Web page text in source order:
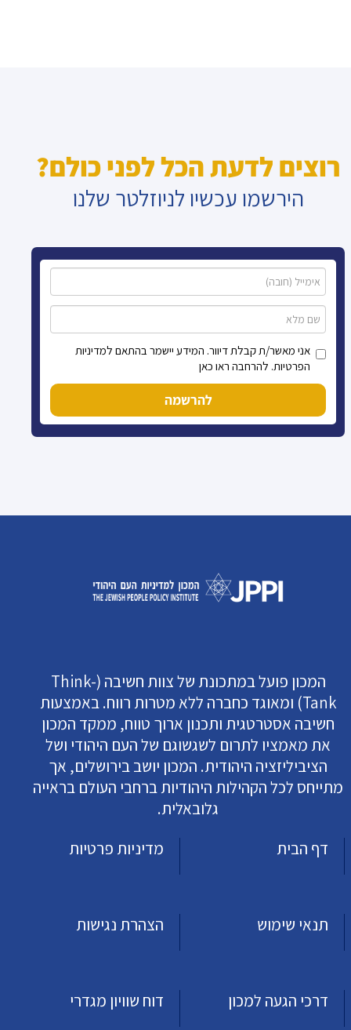
רוצים לדעת הכל לפני כולם?
הירשמו עכשיו לניוזלטר שלנו
אני מאשר/ת קבלת דיוור. המידע יישמר בהתאם למדיניות
הפרטיות. להרחבה ראו כאן
להרשמה
המכון פועל במתכונת של צוות חשיבה (Think-
Tank) ומאוגד כחברה ללא מטרות רווח. באמצעות
חשיבה אסטרטגית ותכנון ארוך טווח, ממקד המכון
את מאמציו לתרום לשגשוגם של העם היהודי ושל
הציביליזציה היהודית. המכון יושב בירושלים, אך
מתייחס לכל הקהילות היהודיות ברחבי העולם בראייה
גלובאלית.
דף הבית
מדיניות פרטיות
תנאי שימוש הצהרת נגישות
דרכי הגעה למכון דוח שוויון מגדרי